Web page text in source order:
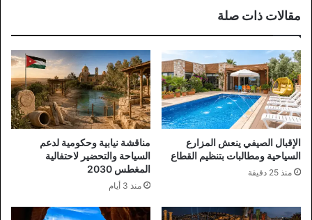
مقالات ذات صلة
الإقبال الصيفي ينعش المزارع
السياحية ومطالبات بتنظيم القطاع
منذ 25 دقيقة
مناقشة نيابية وحكومية لدعم
السياحة والتحضير لاحتفالية
المغطس 2030
منذ 3 أيام